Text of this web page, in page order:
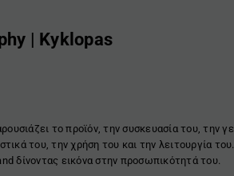
| Kyklopas
το προϊόν, την συσκευασία του, την
του, την χρήση του και την λειτουργία του.
δίνοντας εικόνα στην προσωπικότητά του.